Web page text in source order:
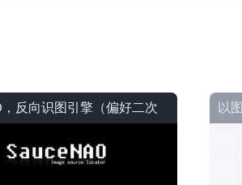
，反向识图引擎（偏好二次 以